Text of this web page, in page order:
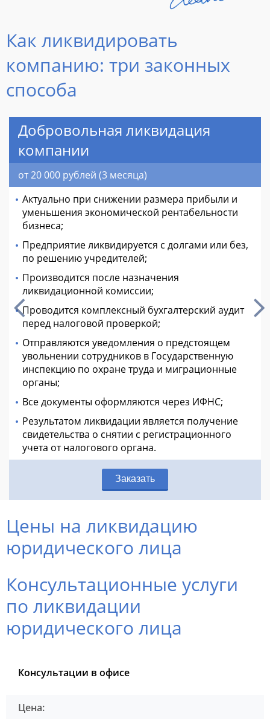
Как ликвидировать
компанию: три законных
способа
Добровольная ликвидация
компании
от 20 000 рублей (3 месяца)
Актуально при снижении размера прибыли и
уменьшения экономической рентабельности
бизнеса;
Предприятие ликвидируется с долгами или без,
по решению учредителей;
Производится после назначения
ликвидационной комиссии;
Проводится комплексный бухгалтерский аудит
перед налоговой проверкой;
Отправляются уведомления о предстоящем
увольнении сотрудников в Государственную
инспекцию по охране труда и миграционные
органы;
Все документы оформляются через ИФНС;
Результатом ликвидации является получение
свидетельства о снятии с регистрационного
учета от налогового органа.
Заказать
Цены на ликвидацию
юридического лица
Консультационные услуги
по ликвидации
юридического лица
Консультации в офисе